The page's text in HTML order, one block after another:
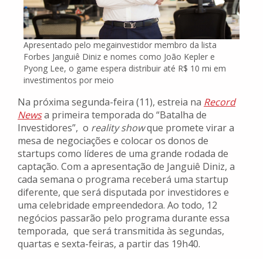
Apresentado pelo megainvestidor membro da lista
Forbes Janguiê Diniz e nomes como João Kepler e
Pyong Lee, o game espera distribuir até R$ 10 mi em
investimentos por meio
Na próxima segunda-feira (11), estreia na Record
Newsa primeira temporada do “Batalha de
Investidores”, o reality showque promete virar a
mesa de negociações e colocar os donos de
startups como líderes de uma grande rodada de
captação. Com a apresentação de Janguiê Diniz, a
cada semana o programa receberá uma startup
diferente, que será disputada por investidores e
uma celebridade empreendedora. Ao todo, 12
negócios passarão pelo programa durante essa
temporada, que será transmitida às segundas,
quartas e sexta-feiras, a partir das 19h40.